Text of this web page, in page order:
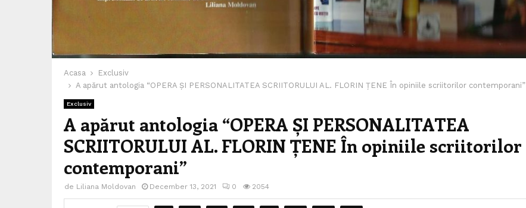
Acasa
Exclusiv
A apărut antologia “OPERA ȘI PERSONALITATEA SCRIITORULUI AL. FLORIN ȚENE În opiniile scriitorilor contemporani”
Exclusiv
A apărut antologia “OPERA ȘI PERSONALITATEA
SCRIITORULUI AL. FLORIN ȚENE În opiniile scriitorilor
contemporani”
de Liliana Moldovan December 13, 2021 0 2054